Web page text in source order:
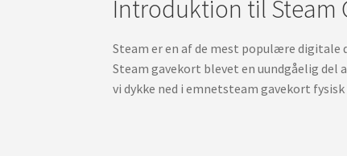
Introduktion til Steam
Steam er en af de mest populære
Steam gavekort blevet en uundgåelig del
vi dykke ned i emnetsteam gavekort